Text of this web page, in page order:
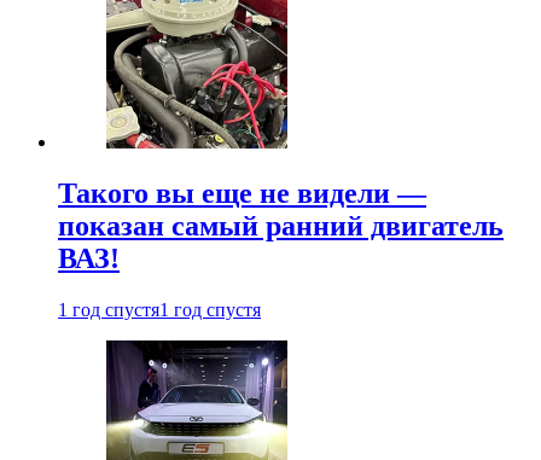
Такого вы еще не видели —
показан самый ранний двигатель
ВАЗ!
1 год спустя1 год спустя